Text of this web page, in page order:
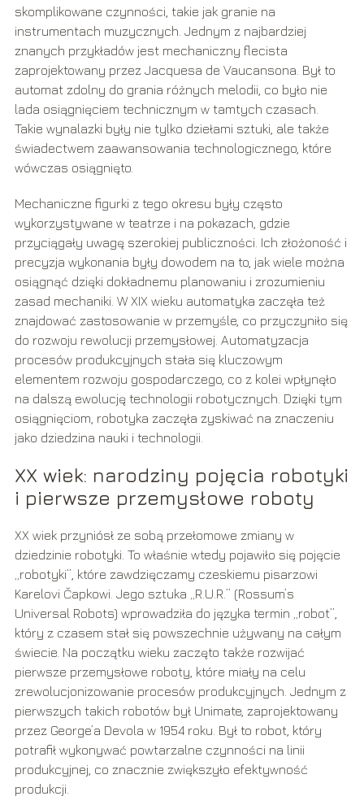
skomplikowane czynności, takie jak granie na
instrumentach muzycznych. Jednym z najbardziej
znanych przykładów jest mechaniczny flecista
zaprojektowany przez Jacquesa de Vaucansona. Był to
automat zdolny do grania różnych melodii, co było nie
lada osiągnięciem technicznym w tamtych czasach.
Takie wynalazki były nie tylko dziełami sztuki, ale także
świadectwem zaawansowania technologicznego, które
wówczas osiągnięto.
Mechaniczne figurki z tego okresu były często
wykorzystywane w teatrze i na pokazach, gdzie
przyciągały uwagę szerokiej publiczności. Ich złożoność i
precyzja wykonania były dowodem na to, jak wiele można
osiągnąć dzięki dokładnemu planowaniu i zrozumieniu
zasad mechaniki. W XIX wieku automatyka zaczęła też
znajdować zastosowanie w przemyśle, co przyczyniło się
do rozwoju rewolucji przemysłowej. Automatyzacja
procesów produkcyjnych stała się kluczowym
elementem rozwoju gospodarczego, co z kolei wpłynęło
na dalszą ewolucję technologii robotycznych. Dzięki tym
osiągnięciom, robotyka zaczęła zyskiwać na znaczeniu
jako dziedzina nauki i technologii.
XX wiek: narodziny pojęcia robotyki
i pierwsze przemysłowe roboty
XX wiek przyniósł ze sobą przełomowe zmiany w
dziedzinie robotyki. To właśnie wtedy pojawiło się pojęcie
„robotyki”, które zawdzięczamy czeskiemu pisarzowi
Karelovi Čapkowi. Jego sztuka „R.U.R.” (Rossum’s
Universal Robots) wprowadziła do języka termin „robot”,
który z czasem stał się powszechnie używany na całym
świecie. Na początku wieku zaczęto także rozwijać
pierwsze przemysłowe roboty, które miały na celu
zrewolucjonizowanie procesów produkcyjnych. Jednym z
pierwszych takich robotów był Unimate, zaprojektowany
przez George’a Devola w 1954 roku. Był to robot, który
potrafił wykonywać powtarzalne czynności na linii
produkcyjnej, co znacznie zwiększyło efektywność
produkcji.